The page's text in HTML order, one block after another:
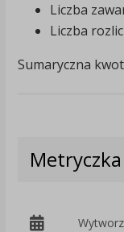
Liczba
Liczba
Sumaryczna
Metryczka